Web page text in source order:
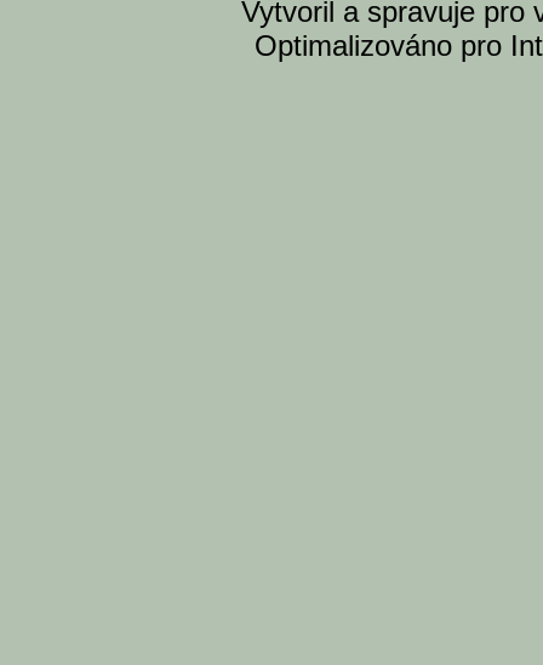
Vytvoril a spravuje pro
Optimalizováno pro